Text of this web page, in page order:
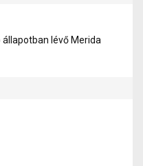
állapotban lévő Merida